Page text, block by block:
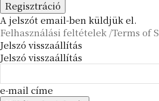
A jelszót email-ben küldjük el.
Felhasználási feltételek /Terms of
Jelszó visszaállítás
Jelszó visszaállítás
e-mail címe